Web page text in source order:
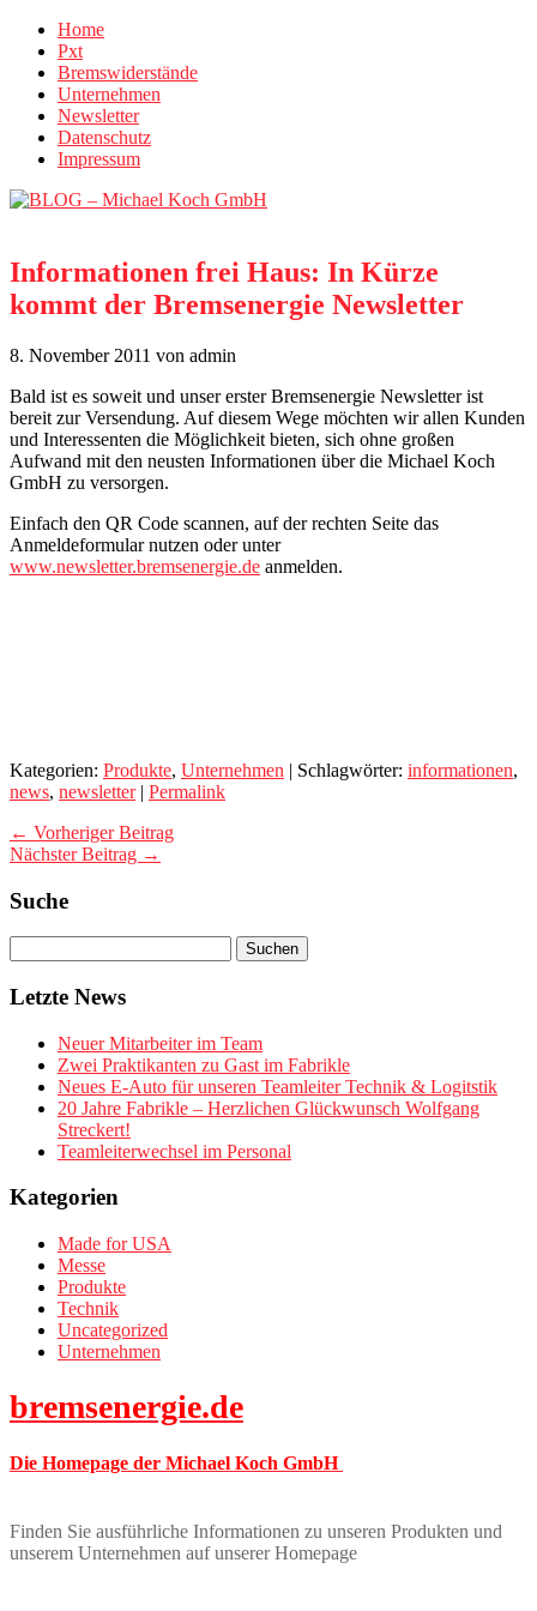
Home
Pxt
Bremswiderstände
Unternehmen
Newsletter
Datenschutz
Impressum
Informationen frei Haus: In Kürze
kommt der Bremsenergie Newsletter
8. November 2011 von admin
Bald ist es soweit und unser erster Bremsenergie Newsletter ist
bereit zur Versendung. Auf diesem Wege möchten wir allen Kunden
und Interessenten die Möglichkeit bieten, sich ohne großen
Aufwand mit den neusten Informationen über die Michael Koch
GmbH zu versorgen.
Einfach den QR Code scannen, auf der rechten Seite das
Anmeldeformular nutzen oder unter
www.newsletter.bremsenergie.de anmelden.
Kategorien: Produkte, Unternehmen | Schlagwörter: informationen,
news, newsletter| Permalink
← Vorheriger Beitrag
Nächster Beitrag →
Suche
Letzte News
Neuer Mitarbeiter im Team
Zwei Praktikanten zu Gast im Fabrikle
Neues E-Auto für unseren Teamleiter Technik & Logitstik
20 Jahre Fabrikle – Herzlichen Glückwunsch Wolfgang
Streckert!
Teamleiterwechsel im Personal
Kategorien
Made for USA
Messe
Produkte
Technik
Uncategorized
Unternehmen
bremsenergie.de
Die Homepage der Michael Koch GmbH
Finden Sie ausführliche Informationen zu unseren Produkten und
unserem Unternehmen auf unserer Homepage